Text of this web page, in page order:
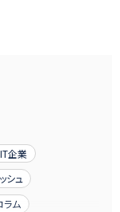
企業
シュ
ラム